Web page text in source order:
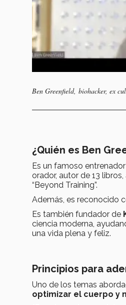
Ben Greenfield, biohacker, ex
¿Quién es Ben
Es un famoso
orador, autor de 13
“Beyond Training”.
Además, es reconocido
Es también fundador de
ciencia moderna,
una vida plena y feliz.
Principios para
Uno de los temas
optimizar el cuerpo y